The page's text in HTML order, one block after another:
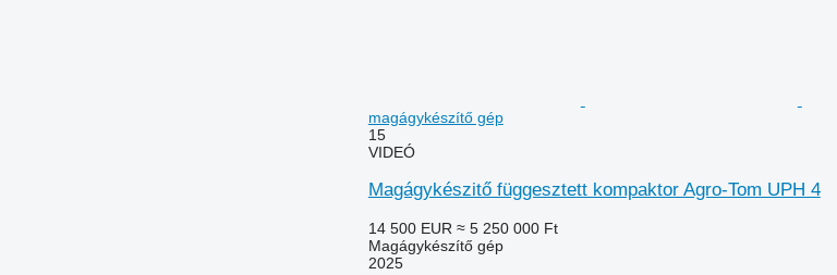
magágykészítő gép
15
VIDEÓ
Magágykészitő függesztett kompaktor Agro-Tom UPH 4
14 500 EUR ≈ 5 250 000 Ft
Magágykészítő gép
2025